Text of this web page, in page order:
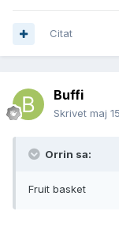
Citat
Buffi
Skrivet maj
Orrin sa:
Fruit basket